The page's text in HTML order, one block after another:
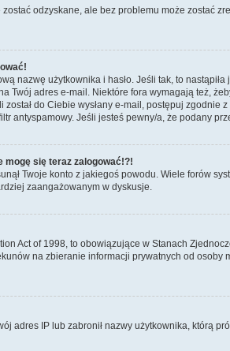
zostać odzyskane, ale bez problemu może zostać
nazwę użytkownika i hasło. Jeśli tak, to
Twój adres e-mail. Niektóre fora wymagają też,
do Ciebie wysłany e-mail, postępuj
antyspamowy. Jeśli jesteś pewny/a, że podany
mogę się teraz zalogować!?!
Twoje konto z jakiegoś powodu. Wiele forów
zaangażowanym w dyskusje.
Act of 1998, to obowiązujące w Stanach
na zbieranie informacji prywatnych od
adres IP lub zabronił nazwy użytkownika, którą